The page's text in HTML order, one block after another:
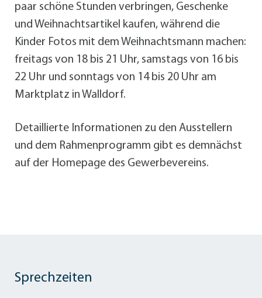
paar schöne Stunden verbringen, Geschenke
und Weihnachtsartikel kaufen, während die
Kinder Fotos mit dem Weihnachtsmann machen:
freitags von 18 bis 21 Uhr, samstags von 16 bis
22 Uhr und sonntags von 14 bis 20 Uhr am
Marktplatz in Walldorf.
Detaillierte Informationen zu den Ausstellern
und dem Rahmenprogramm gibt es demnächst
auf der Homepage des Gewerbevereins.
Sprechzeiten